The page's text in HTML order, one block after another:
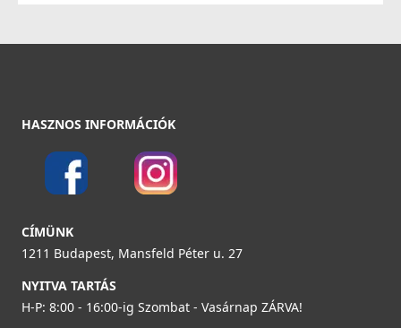
ELLECI - Mosogatótálca Zen 130 K95
LKZ13095
Részletek
125 990 Ft
ELLECI - Csaptelep Stream Plus G48
125 990 Ft
HASZNOS INFORMÁCIÓK
CÍMÜNK
1211 Budapest, Mansfeld Péter u. 27
NYITVA TARTÁS
H-P: 8:00 - 16:00-ig Szombat - Vasárnap ZÁRVA!